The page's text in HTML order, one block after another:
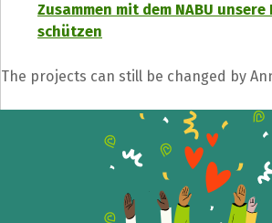
Zusammen mit dem NABU
schützen
The projects can still be changed by
Share fundraising
Help to collect more